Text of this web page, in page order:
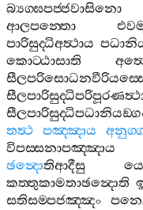
බ්‍යග‍්ඝපජ‍්ජවාසිනො
ආලපන‍්තො
පාරිසුද‍්ධිඅත්‍ථාය
කොට‍්ඨාසාති
තත්‍ථ
පඤ‍්ඤාය
විපස‍්සනාපඤ‍්ඤාය
ඡන්‍දොතිආදීසු
කත‍්තුකාමතාඡන්‍දොති
සතිසම‍්පජඤ‍්ඤං